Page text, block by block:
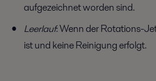
aufgezeichnet worden sind.
Leerlauf: Wenn der Rotations-
ist und keine Reinigung erfolgt.